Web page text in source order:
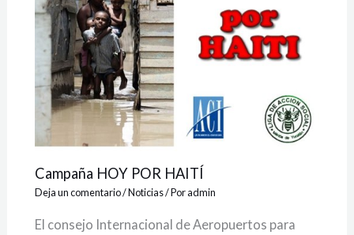
Campaña HOY POR HAITÍ
Deja un comentario/Noticias/ Poradmin
El consejo Internacional de Aeropuertos para